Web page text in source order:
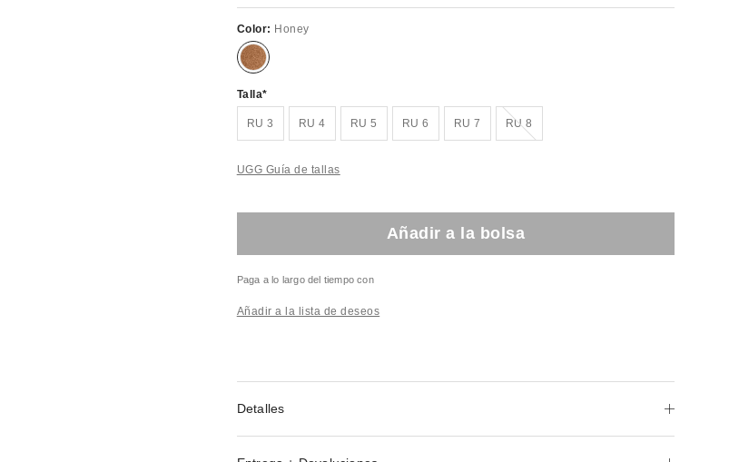
Color: Honey
Talla
RU 3 RU 4 RU 5 RU 6 RU 7 RU 8¡Agotado!
UGG Guía de tallas
Añadir a la bolsa
Paga a lo largo del tiempo con
Añadir a la lista de deseos
Detalles